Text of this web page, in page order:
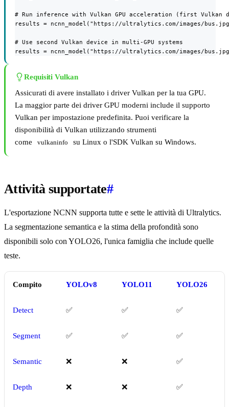
# Run inference with Vulkan GPU acceleration (first Vulkan
results = ncnn_model("https://ultralytics.com/images/
# Use second Vulkan device in multi-GPU systems
results = ncnn_model("https://ultralytics.com/images/
Requisiti Vulkan
Assicurati di avere installato i driver Vulkan per la tua GPU.
La maggior parte dei driver GPU moderni include il supporto
Vulkan per impostazione predefinita. Puoi verificare la
disponibilità di Vulkan utilizzando strumenti
come
vulkaninfo su Linux o l'SDK Vulkan su Windows.
Attività supportate#
L'esportazione NCNN supporta tutte e sette le attività di Ultralytics.
La segmentazione semantica e la stima della profondità sono
disponibili solo con YOLO26, l'unica famiglia che include quelle
teste.
Compito YOLOv8 YOLO11 YOLO26
Detect ✅ ✅ ✅
Segment ✅ ✅ ✅
Semantic ❌ ❌ ✅
Depth ❌ ❌ ✅